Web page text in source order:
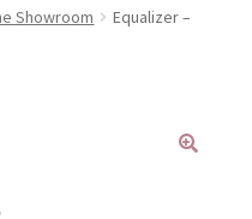
Extinde
Showroom
Equalizer –